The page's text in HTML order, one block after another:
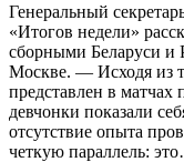
Генеральный
«Итогов недели»
сборными Беларуси и
Москве. — Исходя из
представлен в
девчонки показали
отсутствие опыта
четкую параллель: